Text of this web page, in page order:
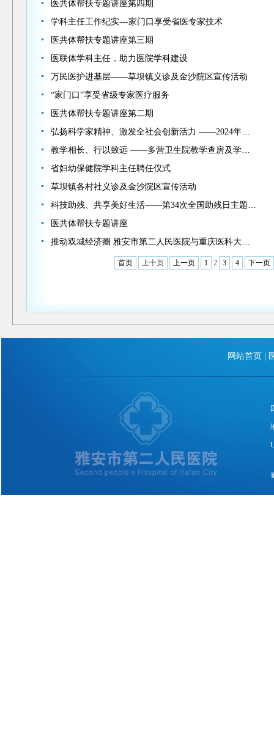
医共体帮扶专题讲座第四期
学科主任工作纪实---家门口享受省医专家技术
医共体帮扶专题讲座第三期
医联体学科主任，助力医院学科建设
万民医护进基层——草坝镇义诊及金沙院区宣传活动
“家门口”享受省级专家医疗服务
医共体帮扶专题讲座第二期
弘扬科学家精神、激发全社会创新活力 ——2024年…
教学相长、行以致远 ——多营卫生院教学查房及学…
省妇幼保健院学科主任聘任仪式
草坝镇各村社义诊及金沙院区宣传活动
科技助残、共享美好生活——第34次全国助残日主题…
医共体帮扶专题讲座
推动双城经济圈 雅安市第二人民医院与重庆医科大…
首页 上十页 上一页 1 2 3 4 下一页
网站首页